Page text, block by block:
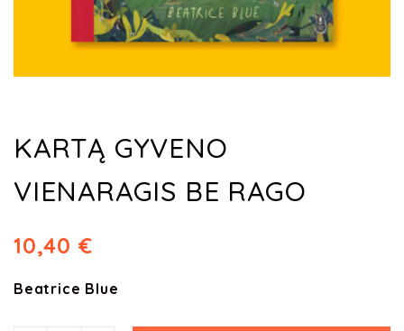
KARTĄ GYVENO
VIENARAGIS BE RAGO
10,40 €
Beatrice Blue